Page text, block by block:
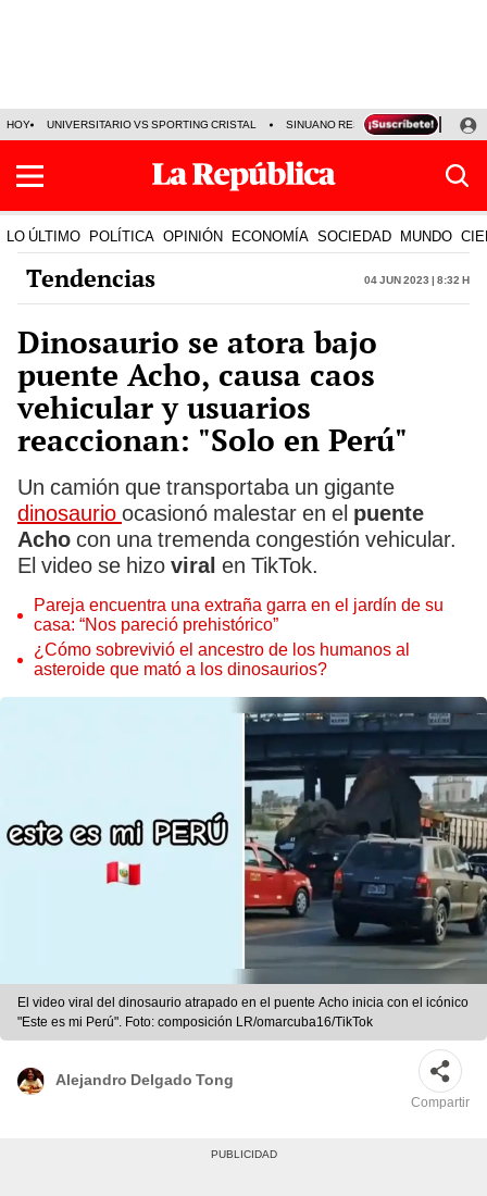
HOY UNIVERSITARIO VS SPORTING CRISTAL SINUANO RESULTADOS HOY
LO ÚLTIMO POLÍTICA OPINIÓN ECONOMÍA SOCIEDAD MUNDO
Tendencias 04 Jun 2023 | 8:32 h
Dinosaurio se atora bajo
puente Acho, causa caos
vehicular y usuarios
reaccionan: "Solo en Perú"
Un camión que transportaba un gigante
dinosaurio ocasionó malestar en el puente
Acho con una tremenda congestión vehicular.
El video se hizo viral en TikTok.
Pareja encuentra una extraña garra en el jardín de su
casa: “Nos pareció prehistórico”
¿Cómo sobrevivió el ancestro de los humanos al
asteroide que mató a los dinosaurios?
El video viral del dinosaurio atrapado en el puente Acho inicia con el icónico
"Este es mi Perú". Foto: composición LR/omarcuba16/TikTok
Alejandro Delgado Tong
Compartir